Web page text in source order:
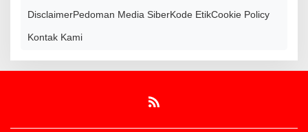
DisclaimerPedoman Media SiberKode EtikCookie Policy
Kontak Kami